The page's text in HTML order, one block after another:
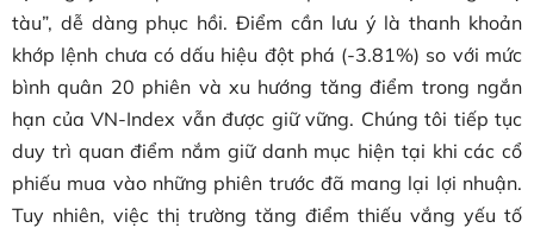
tàu”, dễ dàng phục hồi. Điểm cần lưu ý là thanh khoản
khớp lệnh chưa có dấu hiệu đột phá (-3.81%) so với mức
bình quân 20 phiên và xu hướng tăng điểm trong ngắn
hạn của VN-Index vẫn được giữ vững. Chúng tôi tiếp tục
duy trì quan điểm nắm giữ danh mục hiện tại khi các cổ
phiếu mua vào những phiên trước đã mang lại lợi nhuận.
Tuy nhiên, việc thị trường tăng điểm thiếu vắng yếu tố